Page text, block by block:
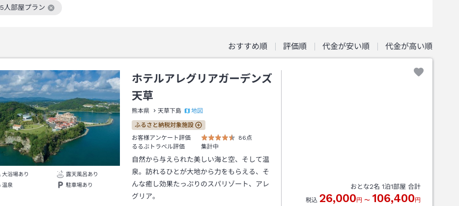
5人部屋プラン
この絞り込み条件を解除
おすすめ順 評価順 代金が安い順 代金が高い順
大浴場あり
露天風呂あり
温泉
駐車場あり
ホテルアレグリアガーデンズ
天草
熊本県 天草下島 地図
ふるさと納税対象施設
お客様アンケート評価
86点
るるぶトラベル評価
集計中
自然から与えられた美しい海と空、そして温
泉。訪れるひとが大地から力をもらえる、そ
んな癒し効果たっぷりのスパリゾート、アレ
グリア。
おとな2名 1泊1部屋 合計
税込 26,000 円 〜 106,400 円